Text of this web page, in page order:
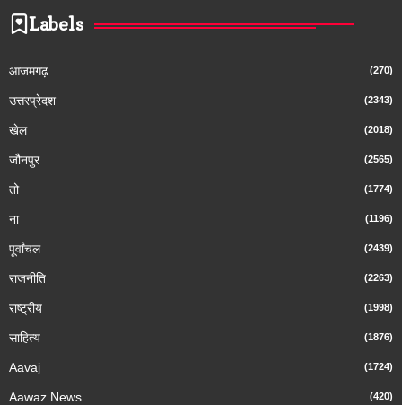
Labels
आजमगढ़ (270)
उत्तरप्रेदश (2343)
खेल (2018)
जौनपुर (2565)
तो (1774)
ना (1196)
पूर्वांचल (2439)
राजनीति (2263)
राष्ट्रीय (1998)
साहित्य (1876)
Aavaj (1724)
Aawaz News (420)